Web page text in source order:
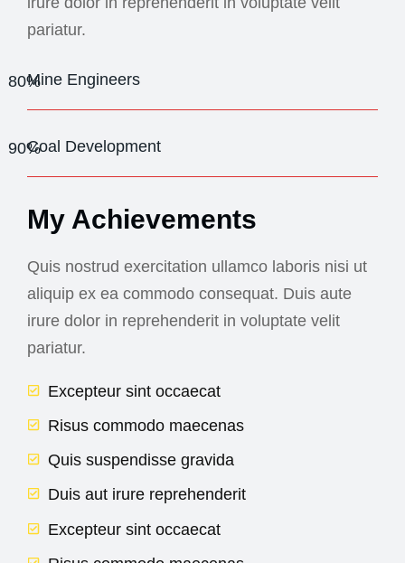
pariatur.
Mine Engineers
80%
Coal Development
90%
My Achievements
Quis nostrud exercitation ullamco laboris nisi ut
aliquip ex ea commodo consequat. Duis aute
irure dolor in reprehenderit in voluptate velit
pariatur.
Excepteur sint occaecat
Risus commodo maecenas
Quis suspendisse gravida
Duis aut irure reprehenderit
Excepteur sint occaecat